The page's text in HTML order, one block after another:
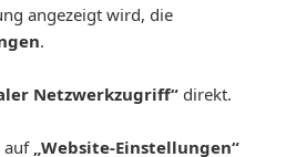
angezeigt wird, die
.
Netzwerkzugriff“ direkt.
auf „Website-Einstellungen“